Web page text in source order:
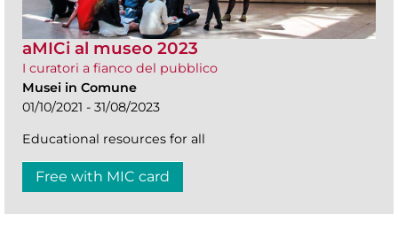
aMICi al museo 2023
I curatori a fianco del pubblico
Musei in Comune
01/10/2021 - 31/08/2023
Educational resources for all
Free with MIC card